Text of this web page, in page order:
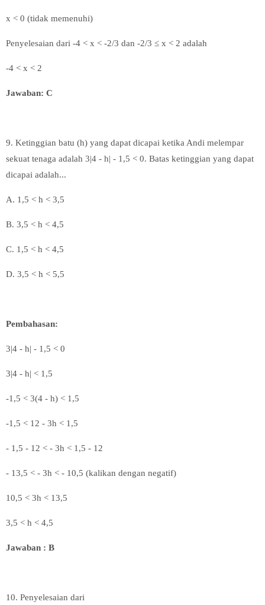
x < 0 (tidak memenuhi)
Penyelesaian dari -4 < x < -2/3 dan -2/3 ≤ x < 2 adalah
-4 < x < 2
Jawaban: C
9. Ketinggian batu (h) yang dapat dicapai ketika Andi melempar
sekuat tenaga adalah 3|4 - h| - 1,5 < 0. Batas ketinggian yang dapat
dicapai adalah...
A. 1 ,5 < h < 3,5
B. 3,5 < h < 4,5
C. 1 ,5 < h < 4,5
D. 3,5 < h < 5,5
Pembahasan:
3|4 - h| - 1,5 < 0
3|4 - h| < 1,5
-1,5 < 3(4 - h) < 1,5
-1,5 < 12 - 3h < 1,5
- 1,5 - 12 < - 3h < 1,5 - 12
- 13,5 < - 3h < - 10,5 (kalikan dengan negatif)
10,5 < 3h < 13,5
3,5 < h < 4,5
Jawaban : B
10. Penyelesaian dari